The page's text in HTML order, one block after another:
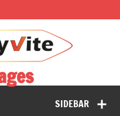
SIDEBAR